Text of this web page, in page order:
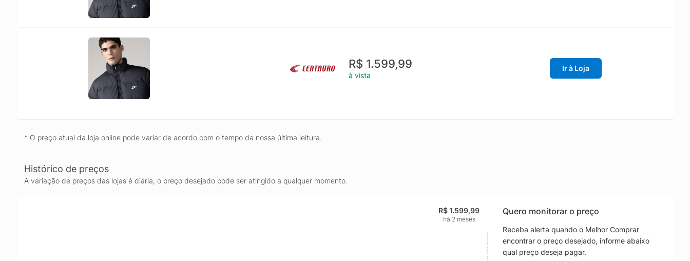
R$ 1.599,99
à vista
Ir à Loja
* O preço atual da loja online pode variar de acordo com o tempo da nossa última leitura.
Histórico de preços
A variação de preços das lojas é diária, o preço desejado pode ser atingido a qualquer momento.
R$ 1.599,99
há 2 meses
Quero monitorar o preço
Receba alerta quando o Melhor Comprar
encontrar o preço desejado, informe abaixo
qual preço deseja pagar.